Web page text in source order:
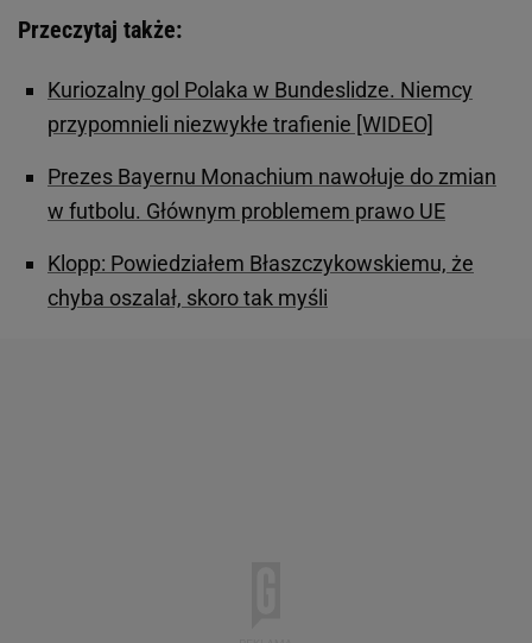
Przeczytaj także:
Kuriozalny gol Polaka w Bundeslidze. Niemcy
przypomnieli niezwykłe trafienie [WIDEO]
Prezes Bayernu Monachium nawołuje do zmian
w futbolu. Głównym problemem prawo UE
Klopp: Powiedziałem Błaszczykowskiemu, że
chyba oszalał, skoro tak myśli